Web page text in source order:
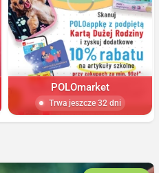
POLOmarket
Trwa jeszcze 32 dni